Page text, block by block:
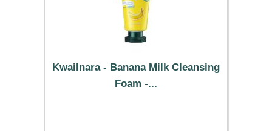
Kwailnara - Banana Milk Cleansing
Foam -...